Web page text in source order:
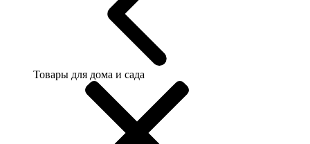
Товары для дома и сада